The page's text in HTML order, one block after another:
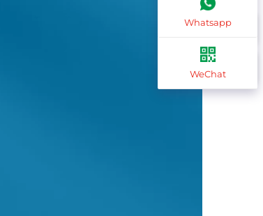
Whatsapp
WeChat